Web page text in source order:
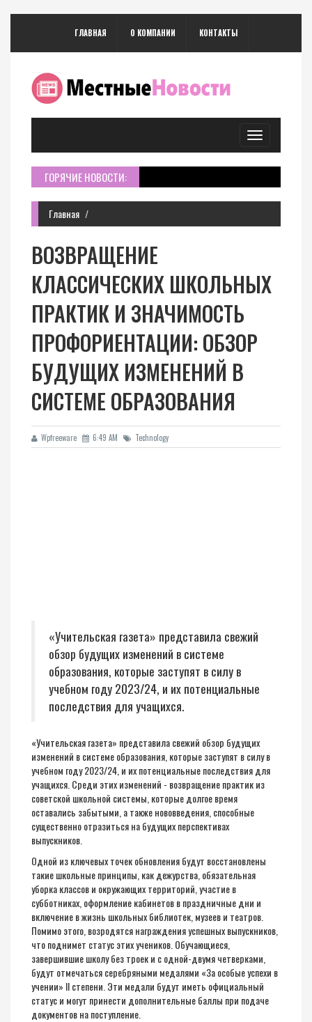
ГЛАВНАЯ О КОМПАНИИ КОНТАКТЫ
Toggle
navigation
ГОРЯЧИЕ НОВОСТИ:
Главная
ВОЗВРАЩЕНИЕ
КЛАССИЧЕСКИХ ШКОЛЬНЫХ
ПРАКТИК И ЗНАЧИМОСТЬ
ПРОФОРИЕНТАЦИИ: ОБЗОР
БУДУЩИХ ИЗМЕНЕНИЙ В
СИСТЕМЕ ОБРАЗОВАНИЯ
Wpfreeware 6:49 AM Technology
«Учительская газета» представила свежий
обзор будущих изменений в системе
образования, которые заступят в силу в
учебном году 2023/24, и их потенциальные
последствия для учащихся.
«Учительская газета» представила свежий обзор будущих
изменений в системе образования, которые заступят в силу в
учебном году 2023/24, и их потенциальные последствия для
учащихся. Среди этих изменений - возвращение практик из
советской школьной системы, которые долгое время
оставались забытыми, а также нововведения, способные
существенно отразиться на будущих перспективах
выпускников.
Одной из ключевых точек обновления будут восстановлены
такие школьные принципы, как дежурства, обязательная
уборка классов и окружающих территорий, участие в
субботниках, оформление кабинетов в праздничные дни и
включение в жизнь школьных библиотек, музеев и театров.
Помимо этого, возродятся награждения успешных выпускников,
что поднимет статус этих учеников. Обучающиеся,
завершившие школу без троек и с одной-двумя четверками,
будут отмечаться серебряными медалями «За особые успехи в
учении» II степени. Эти медали будут иметь официальный
статус и могут принести дополнительные баллы при подаче
документов на поступление.